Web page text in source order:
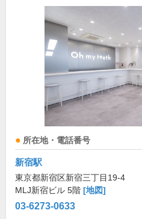
所在地・電話番号
新宿駅
東京都新宿区新宿三丁目19-4
MLJ新宿ビル 5階 [地図]
03-6273-0633